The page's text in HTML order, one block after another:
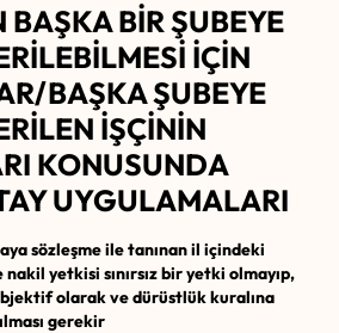
BAŞKA BİR ŞUBEYE
İÇİN
BAŞKA ŞUBEYE
İŞÇİNİN
KONUSUNDA
UYGULAMALARI
sözleşme ile tanınan il içindeki
nakil yetkisi sınırsız bir yetki olmayıp,
olarak ve dürüstlük kuralına
gerekir